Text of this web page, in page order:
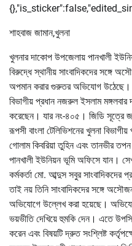
শাহবাজ জামান,খুলনা
খুলনার দাকোপ উপজেলায় পানখালী
বিরুদ্ধে স্থানীয় সাংবাদিকদের সঙ্গে
অপমান করার গুরুতর অভিযোগ উঠেছে। এ
বিভাগীয় প্রধান নজরুল ইসলাম মঙ্গলবার
করেছেন। যার নং-৪০৫। জিডি সূত্রে
রূপসী বাংলা টেলিভিশনের খুলনা
গোলাম কিবরিয়া তুহিন এবং তানভীর
পানখালী ইউনিয়ন ভূমি অফিসে যান।
কর্মকর্তা মো. আব্দুস সবুর
তাই নয় তিনি সাংবাদিকদের সঙ্গে
অভিযোগে উল্লেখ করা হয়েছে।
ভয়ভীতি দেখিয়ে হুমকি দেন। এতে
করেন এবং বিষয়টি দ্রুত সংশ্লিষ্ট